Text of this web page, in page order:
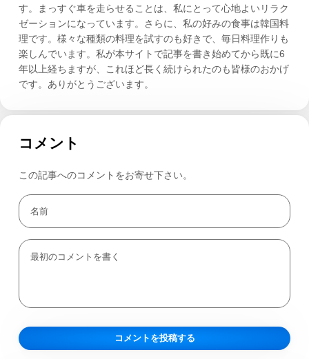
す。まっすぐ車を走らせることは、私にとって心地よいリラク
ゼーションになっています。さらに、私の好みの食事は韓国料
理です。様々な種類の料理を試すのも好きで、毎日料理作りも
楽しんでいます。私が本サイトで記事を書き始めてから既に6
年以上経ちますが、これほど長く続けられたのも皆様のおかげ
です。ありがとうございます。
コメント
この記事へのコメントをお寄せ下さい。